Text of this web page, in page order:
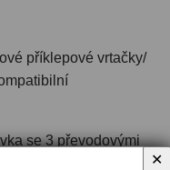
příklepové vrtačky/
se 3 převodovými
✕